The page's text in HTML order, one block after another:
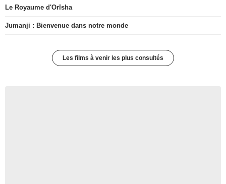
Le Royaume d'Orïsha
Jumanji : Bienvenue dans notre monde
Les films à venir les plus consultés